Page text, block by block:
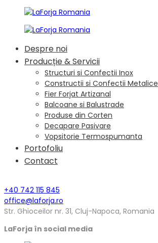
Despre noi
Producție & Servicii
Structuri si Confectii Inox
Constructii si Confectii Metalice
Fier Forjat Artizanal
Balcoane si Balustrade
Produse din Corten
Decapare Pasivare
Vopsitorie Termospumanta
Portofoliu
Contact
+40 742 115 845
office@laforja.ro
Str. Ghioceilor nr. 31, Cluj-Napoca, Romania
LaForja în social media